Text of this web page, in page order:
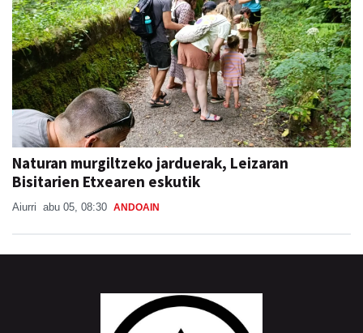
Naturan murgiltzeko jarduerak, Leizaran
Bisitarien Etxearen eskutik
Aiurri abu 05, 08:30 ANDOAIN